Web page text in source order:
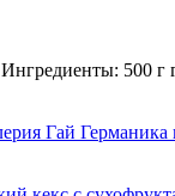
500 г
Гай Германика